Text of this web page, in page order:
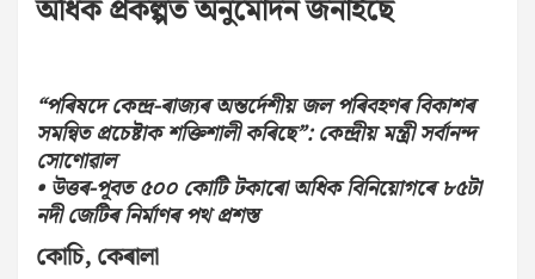
অধিক প্ৰকল্পত অনুমোদন জনাইছে
“পৰিষদে কেন্দ্ৰ-ৰাজ্যৰ অন্তৰ্দেশীয় জল পৰিবহণৰ বিকাশৰ
সমন্বিত প্রচেষ্টাক শক্তিশালী কৰিছে”: কেন্দ্ৰীয় মন্ত্ৰী সৰ্বানন্দ
সোণোৱাল
• উত্তৰ-পূবত ৫০০ কোটি টকাৰো অধিক বিনিয়োগৰে ৮৫টা
নদী জেটিৰ নিৰ্মাণৰ পথ প্ৰশস্ত
কোচি, কেৰালা